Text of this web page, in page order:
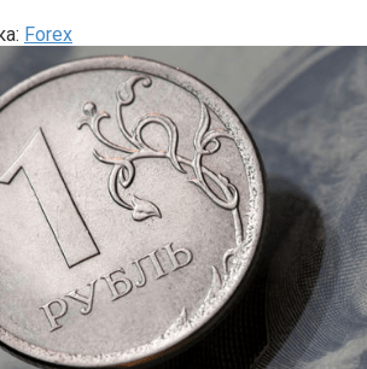
Forex